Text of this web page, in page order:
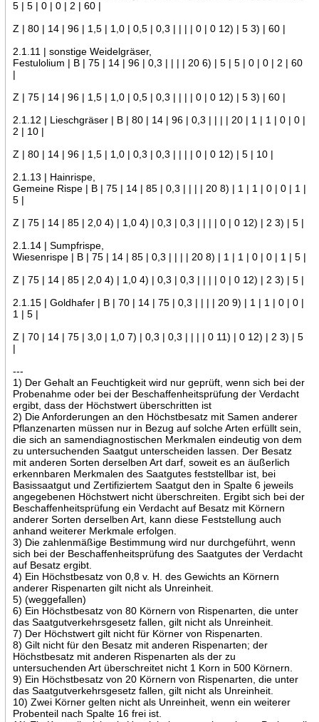
5 | 5 | 0 | 0 | 2 | 60 |
Z | 80 | 14 | 96 | 1,5 | 1,0 | 0,5 | 0,3 | | | | 0 | 0 12) | 5 3) | 60 |
2.1.11 | sonstige Weidelgräser,
Festulolium | B | 75 | 14 | 96 | 0,3 | | | | 20 6) | 5 | 5 | 0 | 0 | 2 | 60
|
Z | 75 | 14 | 96 | 1,5 | 1,0 | 0,5 | 0,3 | | | | 0 | 0 12) | 5 3) | 60 |
2.1.12 | Lieschgräser | B | 80 | 14 | 96 | 0,3 | | | | 20 | 1 | 1 | 0 | 0 |
2 | 10 |
Z | 80 | 14 | 96 | 1,5 | 1,0 | 0,3 | 0,3 | | | | 0 | 0 12) | 5 | 10 |
2.1.13 | Hainrispe,
Gemeine Rispe | B | 75 | 14 | 85 | 0,3 | | | | 20 8) | 1 | 1 | 0 | 0 | 1 |
5 |
Z | 75 | 14 | 85 | 2,0 4) | 1,0 4) | 0,3 | 0,3 | | | | 0 | 0 12) | 2 3) | 5 |
2.1.14 | Sumpfrispe,
Wiesenrispe | B | 75 | 14 | 85 | 0,3 | | | | 20 8) | 1 | 1 | 0 | 0 | 1 | 5 |
Z | 75 | 14 | 85 | 2,0 4) | 1,0 4) | 0,3 | 0,3 | | | | 0 | 0 12) | 2 3) | 5 |
2.1.15 | Goldhafer | B | 70 | 14 | 75 | 0,3 | | | | 20 9) | 1 | 1 | 0 | 0 |
1 | 5 |
Z | 70 | 14 | 75 | 3,0 | 1,0 7) | 0,3 | 0,3 | | | | 0 11) | 0 12) | 2 3) | 5
|
---
1) Der Gehalt an Feuchtigkeit wird nur geprüft, wenn sich bei der
Probenahme oder bei der Beschaffenheitsprüfung der Verdacht
ergibt, dass der Höchstwert überschritten ist
2) Die Anforderungen an den Höchstbesatz mit Samen anderer
Pflanzenarten müssen nur in Bezug auf solche Arten erfüllt sein,
die sich an samendiagnostischen Merkmalen eindeutig von dem
zu untersuchenden Saatgut unterscheiden lassen. Der Besatz
mit anderen Sorten derselben Art darf, soweit es an äußerlich
erkennbaren Merkmalen des Saatgutes feststellbar ist, bei
Basissaatgut und Zertifiziertem Saatgut den in Spalte 6 jeweils
angegebenen Höchstwert nicht überschreiten. Ergibt sich bei der
Beschaffenheitsprüfung ein Verdacht auf Besatz mit Körnern
anderer Sorten derselben Art, kann diese Feststellung auch
anhand weiterer Merkmale erfolgen.
3) Die zahlenmäßige Bestimmung wird nur durchgeführt, wenn
sich bei der Beschaffenheitsprüfung des Saatgutes der Verdacht
auf Besatz ergibt.
4) Ein Höchstbesatz von 0,8 v. H. des Gewichts an Körnern
anderer Rispenarten gilt nicht als Unreinheit.
5) (weggefallen)
6) Ein Höchstbesatz von 80 Körnern von Rispenarten, die unter
das Saatgutverkehrsgesetz fallen, gilt nicht als Unreinheit.
7) Der Höchstwert gilt nicht für Körner von Rispenarten.
8) Gilt nicht für den Besatz mit anderen Rispenarten; der
Höchstbesatz mit anderen Rispenarten als der zu
untersuchenden Art überschreitet nicht 1 Korn in 500 Körnern.
9) Ein Höchstbesatz von 20 Körnern von Rispenarten, die unter
das Saatgutverkehrsgesetz fallen, gilt nicht als Unreinheit.
10) Zwei Körner gelten nicht als Unreinheit, wenn ein weiterer
Probenteil nach Spalte 16 frei ist.